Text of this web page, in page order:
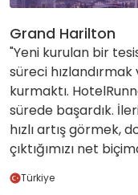
Grand Harilton
"Yeni kurulan bir
süreci
kurmaktı.
sürede başardık.
hızlı artış görmek,
çıktığımızı net
Türkiye